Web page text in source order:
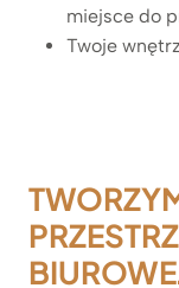
miejsce do
Twoje